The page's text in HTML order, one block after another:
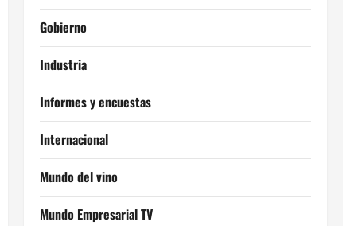
Gobierno
Industria
Informes y encuestas
Internacional
Mundo del vino
Mundo Empresarial TV